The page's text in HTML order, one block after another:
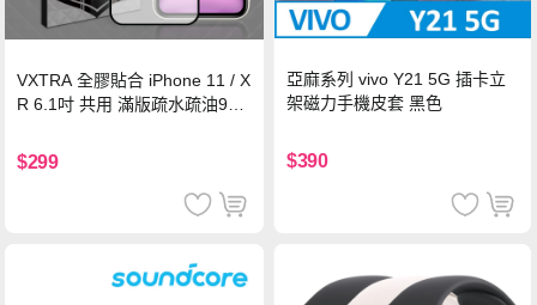
VXTRA 全膠貼合 iPhone 11 / X
R 6.1吋 共用 滿版疏水疏油9H
$299
亞麻系列 vivo Y21 5G 插卡立
架磁力手機皮套 黑色
$390